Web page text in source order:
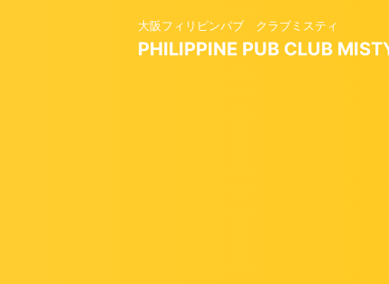
大阪フィリピンパブ クラブミスティ
PHILIPPINE PUB CLUB